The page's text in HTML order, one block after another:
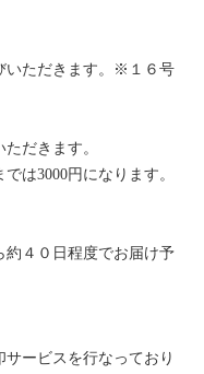
いただきます。※１６号
だきます。
は3000円になります。
４０日程度でお届け予
ービスを行なっており